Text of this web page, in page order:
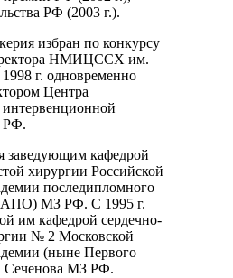
РФ (2003 г.).
избран по конкурсу
НМИЦССХ им.
г. одновременно
Центра
РФ.
заведующим кафедрой
хирургии Российской
последипломного
МЗ РФ. С 1995 г.
им кафедрой сердечно-
№ 2 Московской
(ныне Первого
МЗ РФ.